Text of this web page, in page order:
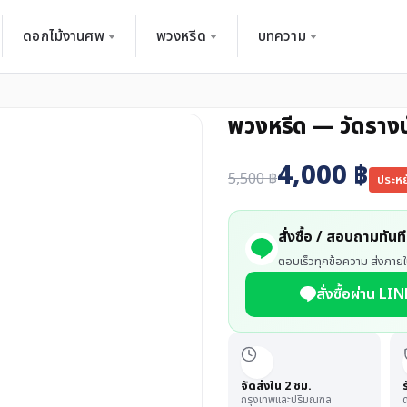
ดอกไม้งานศพ พวงหรีด บทความ
พวงหรีด — วัดราง
5,500฿4,000 ฿ ประ
สั่งซื้อ / สอบถามทันที
ตอบเร็วทุกข้อความ ส่งภาย
สั่งซื้อผ่าน
จัดส่งใน 2 ชม.
กรุงเทพและปริมณฑล